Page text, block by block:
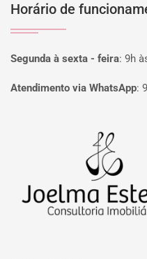
Horário de
Segunda à sexta - feira: 9h
Atendimento via WhatsApp: